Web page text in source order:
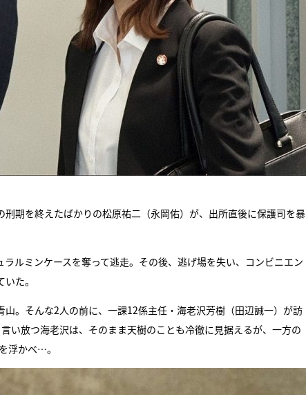
期を終えたばかりの松原祐二（永岡佑）が、出所直後に保護司を暴
ルミンケースを奪って逃走。その後、逃げ場を失い、コンビニエン
た。
。そんな2人の前に、一課12係主任・海老沢芳樹（田辺誠一）が訪
い放つ海老沢は、そのまま天樹のことも冷徹に見据えるが、一方の
浮かべ…。